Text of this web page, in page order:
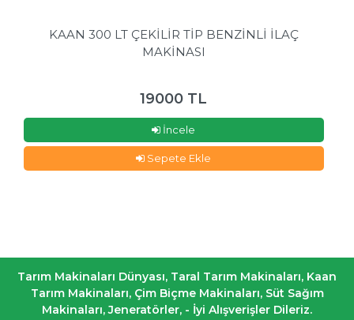
KAAN 300 LT ÇEKİLİR TİP BENZİNLİ İLAÇ
MAKİNASI
19000 TL
İncele
Sepete Ekle
Tarım Makinaları Dünyası, Taral Tarım Makinaları, Kaan
Tarım Makinaları, Çim Biçme Makinaları, Süt Sağım
Makinaları, Jeneratörler, - İyi Alışverişler Dileriz.